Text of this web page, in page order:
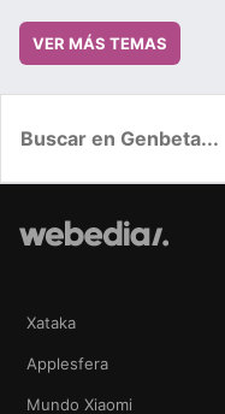
VER MÁS TEMAS
Xataka
Applesfera
Mundo Xiaomi